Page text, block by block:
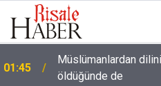
01:45
Müslümanlardan
öldüğünde de